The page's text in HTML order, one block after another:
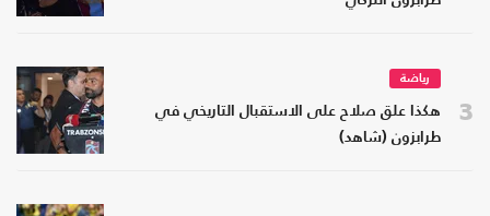
3
رياضة
هكذا علق صلاح على الاستقبال التاريخي في
طرابزون (شاهد)